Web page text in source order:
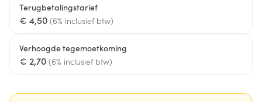
Terugbetalingstarief
€ 4,50 (6% inclusief btw)
Verhoogde tegemoetkoming
€ 2,70 (6% inclusief btw)